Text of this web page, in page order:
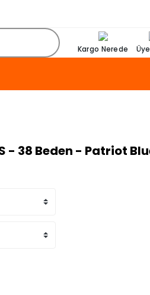
Kargo Nerede
- 38 Beden - Patriot